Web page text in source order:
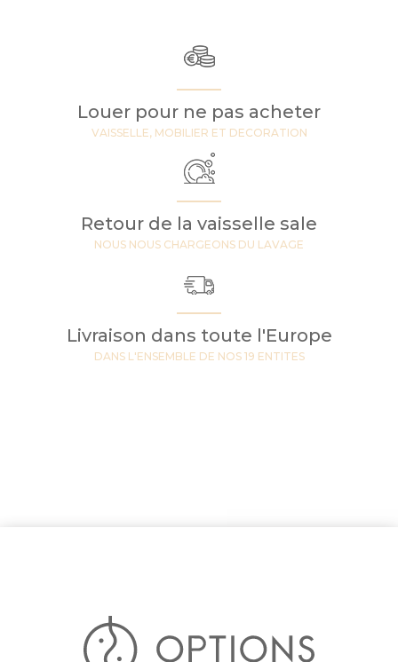
Louer pour ne pas acheter
VAISSELLE, MOBILIER ET DECORATION
Retour de la vaisselle sale
NOUS NOUS CHARGEONS DU LAVAGE
Livraison dans toute l'Europe
DANS L'ENSEMBLE DE NOS 19 ENTITES